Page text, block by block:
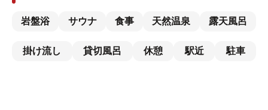
岩盤浴 サウナ 食事 天然温泉 露天風呂
掛け流し 貸切風呂 休憩 駅近 駐車